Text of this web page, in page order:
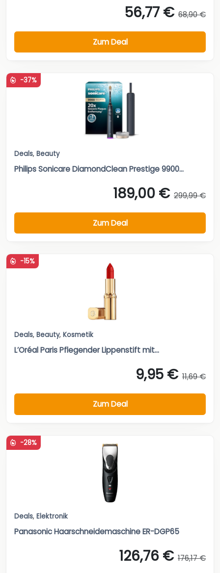
56,77 € 68,90 €
Zum Deal
-37%
Deals, Beauty
Philips Sonicare DiamondClean Prestige 9900...
189,00 € 299,99 €
Zum Deal
-15%
Deals, Beauty, Kosmetik
L’Oréal Paris Pflegender Lippenstift mit...
9,95 € 11,69 €
Zum Deal
-28%
Deals, Elektronik
Panasonic Haarschneidemaschine ER-DGP65
126,76 € 176,17 €